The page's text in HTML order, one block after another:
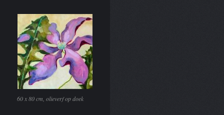
60 x 80 cm, olieverf op doek